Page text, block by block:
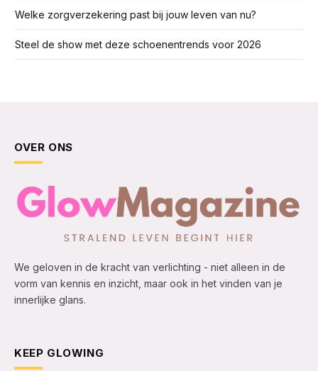
Welke zorgverzekering past bij jouw leven van nu?
Steel de show met deze schoenentrends voor 2026
OVER ONS
We geloven in de kracht van verlichting - niet alleen in de
vorm van kennis en inzicht, maar ook in het vinden van je
innerlijke glans.
KEEP GLOWING